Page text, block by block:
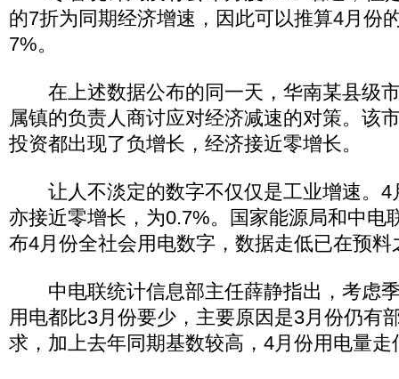
的7折为同期经济增速，因此可以推算4月份
7%。
在上述数据公布的同一天，华南某县级
属镇的负责人商讨应对经济减速的对策。该
投资都出现了负增长，经济接近零增长。
让人不淡定的数字不仅仅是工业增速。4
亦接近零增长，为0.7%。国家能源局和中电
布4月份全社会用电数字，数据走低已在预料
中电联统计信息部主任薛静指出，考虑
用电都比3月份要少，主要原因是3月份仍有
求，加上去年同期基数较高，4月份用电量走